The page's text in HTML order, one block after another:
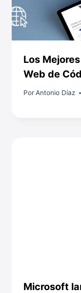
Los
Web de
PorAntonio Díaz
Microsoft